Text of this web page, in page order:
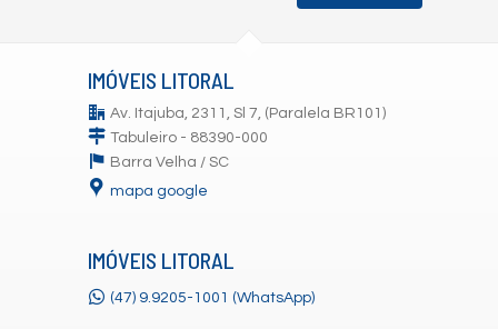
IMÓVEIS LITORAL
Av. Itajuba, 2311, Sl 7, (Paralela BR101)
Tabuleiro - 88390-000
Barra Velha / SC
mapa google
IMÓVEIS LITORAL
(47) 9.9205-1001 (WhatsApp)